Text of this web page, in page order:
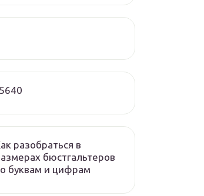
разобраться в
бюстгальтеров
буквам и цифрам